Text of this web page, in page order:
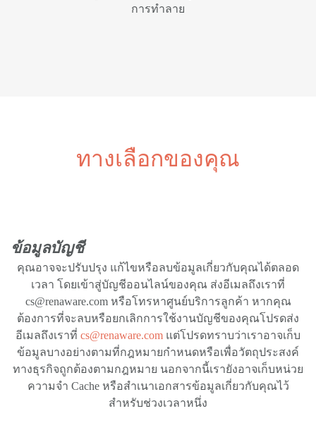
การทำลาย
ทางเลือกของคุณ
ข้อมูลบัญชี
คุณอาจจะปรับปรุง แก้ไขหรือลบข้อมูลเกี่ยวกับคุณได้ตลอด
เวลา โดยเข้าสู่บัญชีออนไลน์ของคุณ ส่งอีเมลถึงเราที่
cs@renaware.com หรือโทรหาศูนย์บริการลูกค้า หากคุณ
ต้องการที่จะลบหรือยกเลิกการใช้งานบัญชีของคุณโปรดส่ง
อีเมลถึงเราที่ cs@renaware.com แต่โปรดทราบว่าเราอาจเก็บ
ข้อมูลบางอย่างตามที่กฎหมายกำหนดหรือเพื่อวัตถุประสงค์
ทางธุรกิจถูกต้องตามกฎหมาย นอกจากนี้เรายังอาจเก็บหน่วย
ความจำ Cache หรือสำเนาเอกสารข้อมูลเกี่ยวกับคุณไว้
สำหรับช่วงเวลาหนึ่ง